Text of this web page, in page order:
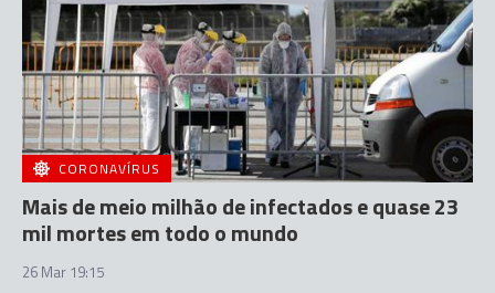
CORONAVÍRUS
Mais de meio milhão de infectados e quase 23
mil mortes em todo o mundo
26 Mar 19:15